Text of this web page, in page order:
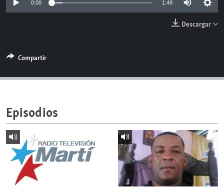
RADIO MARTÍ
LA REALIDAD DE LA VIVIENDA EN CUBA
SER VIEJO EN CUBA
LOS SANTOS DE HIALEAH
DESINFORMACIÓN RUSA EN AMÉRICA LATINA
LA INVASIÓN DE RUSIA A UCRANIA
EDITORIALES
0:00 1:49
Descargar
Compartir
Episodios